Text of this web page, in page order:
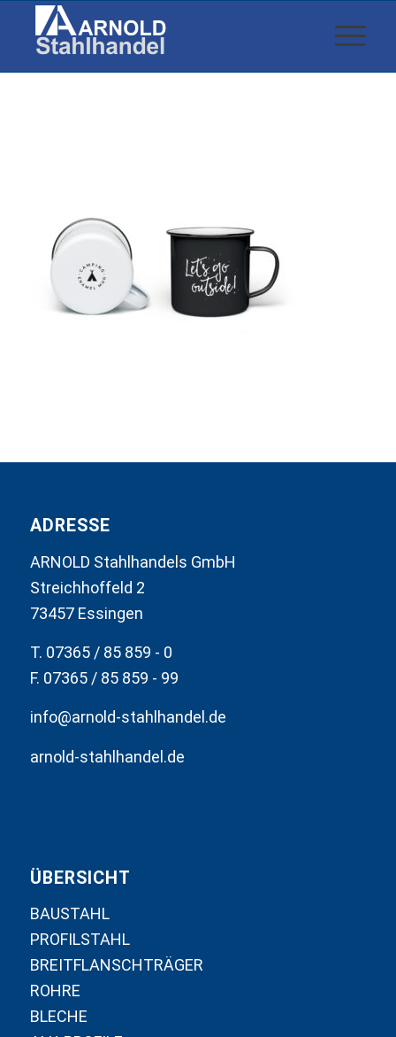
ADRESSE
ARNOLD Stahlhandels GmbH
Streichhoffeld 2
73457 Essingen
T. 07365 / 85 859 - 0
F. 07365 / 85 859 - 99
info@arnold-stahlhandel.de
arnold-stahlhandel.de
ÜBERSICHT
BAUSTAHL
PROFILSTAHL
BREITFLANSCHTRÄGER
ROHRE
BLECHE